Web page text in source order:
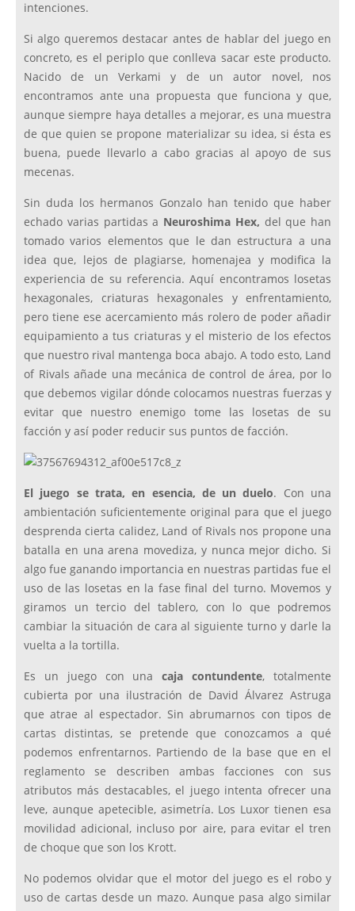
intenciones.
Si algo queremos destacar antes de hablar del juego en
concreto, es el periplo que conlleva sacar este producto.
Nacido de un Verkami y de un autor novel, nos
encontramos ante una propuesta que funciona y que,
aunque siempre haya detalles a mejorar, es una muestra
de que quien se propone materializar su idea, si ésta es
buena, puede llevarlo a cabo gracias al apoyo de sus
mecenas.
Sin duda los hermanos Gonzalo han tenido que haber
echado varias partidas a Neuroshima Hex, del que han
tomado varios elementos que le dan estructura a una
idea que, lejos de plagiarse, homenajea y modifica la
experiencia de su referencia. Aquí encontramos losetas
hexagonales, criaturas hexagonales y enfrentamiento,
pero tiene ese acercamiento más rolero de poder añadir
equipamiento a tus criaturas y el misterio de los efectos
que nuestro rival mantenga boca abajo. A todo esto, Land
of Rivals añade una mecánica de control de área, por lo
que debemos vigilar dónde colocamos nuestras fuerzas y
evitar que nuestro enemigo tome las losetas de su
facción y así poder reducir sus puntos de facción.
El juego se trata, en esencia, de un duelo. Con una
ambientación suficientemente original para que el juego
desprenda cierta calidez, Land of Rivals nos propone una
batalla en una arena movediza, y nunca mejor dicho. Si
algo fue ganando importancia en nuestras partidas fue el
uso de las losetas en la fase final del turno. Movemos y
giramos un tercio del tablero, con lo que podremos
cambiar la situación de cara al siguiente turno y darle la
vuelta a la tortilla.
Es un juego con unacaja contundente, totalmente
cubierta por una ilustración de David Álvarez Astruga
que atrae al espectador. Sin abrumarnos con tipos de
cartas distintas, se pretende que conozcamos a qué
podemos enfrentarnos. Partiendo de la base que en el
reglamento se describen ambas facciones con sus
atributos más destacables, el juego intenta ofrecer una
leve, aunque apetecible, asimetría. Los Luxor tienen esa
movilidad adicional, incluso por aire, para evitar el tren
de choque que son los Krott.
No podemos olvidar que el motor del juego es el robo y
uso de cartas desde un mazo. Aunque pasa algo similar